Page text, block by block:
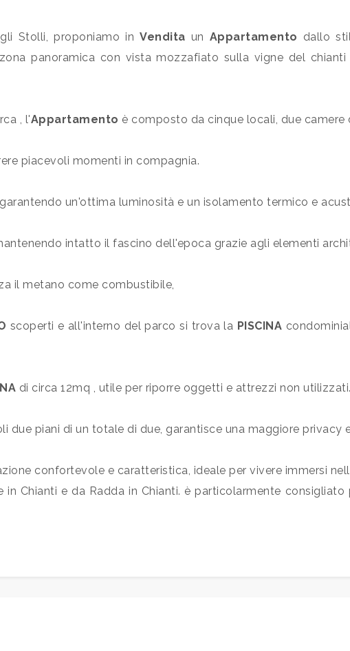
Stolli, proponiamo inVendita un Appartamento dallo
panoramica con vista mozzafiato sulla vigne del
, l'Appartamento è composto da cinque locali, due camere
piacevoli momenti in compagnia.
un'ottima luminosità e un isolamento termico e
intatto il fascino dell'epoca grazie agli elementi
il metano come combustibile,
scoperti e all'interno del parco si trova la PISCINA
di circa 12mq , utile per riporre oggetti e attrezzi non utilizzati.
due piani di un totale di due, garantisce una maggiore privacy
confortevole e caratteristica, ideale per vivere immersi
in Chianti e da Radda in Chianti. è particolarmente